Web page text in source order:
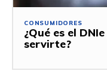
CONSUMIDORES
¿Qué es el
servirte?